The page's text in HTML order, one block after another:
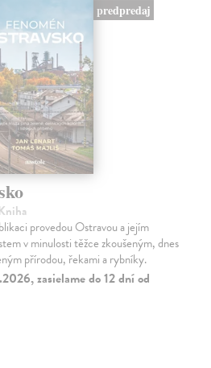
predpredaj
provedou Ostravou a jejím
v minulosti těžce zkoušeným, dnes
přírodou, řekami a rybníky.
zasielame do 12 dní od